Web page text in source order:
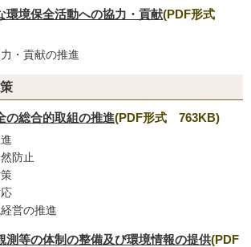
境保全活動への協力・貢献(PDF形式
・貢献の推進
総合的取組の推進(PDF形式 763KB)
防止
営の推進
等の体制の整備及び環境情報の提供(PDF